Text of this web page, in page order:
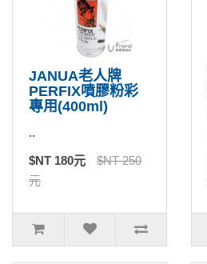
JANUA老人牌
PERFIX噴膠粉彩
專用(400ml)
..
$NT 180元
$NT 250
元